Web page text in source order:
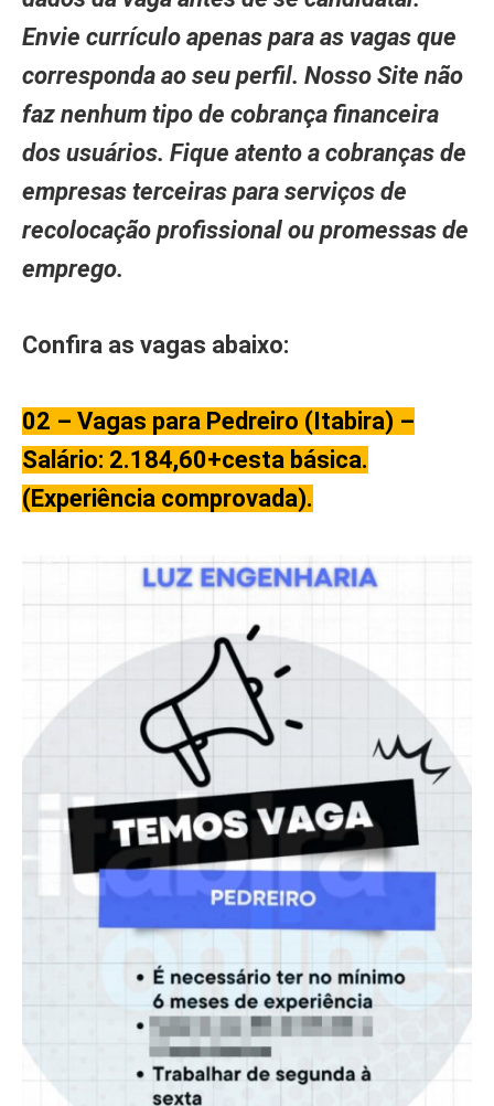
Envie currículo apenas para as vagas que
corresponda ao seu perfil. Nosso Site não
faz nenhum tipo de cobrança financeira
dos usuários. Fique atento a cobranças de
empresas terceiras para serviços de
recolocação profissional ou promessas de
emprego.
Confira as vagas abaixo:
02 – Vagas para Pedreiro (Itabira) –
Salário: 2.184,60+cesta básica.
(Experiência comprovada).